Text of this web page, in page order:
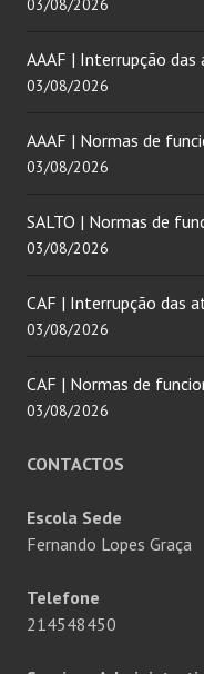
03/08/2026
AAAF | Interrupção
03/08/2026
AAAF | Normas de
03/08/2026
SALTO | Normas de
03/08/2026
CAF | Interrupção das
03/08/2026
CAF | Normas de
03/08/2026
CONTACTOS
Escola Sede
Fernando Lopes Graça
Telefone
214548450